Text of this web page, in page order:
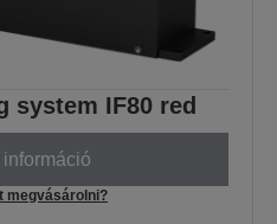
system IF80 red
megvásárolni?